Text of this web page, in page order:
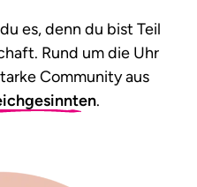
es, denn du bist Teil
Rund um die Uhr
Community aus
.